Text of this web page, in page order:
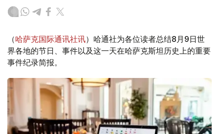
（哈萨克国际通讯社讯）哈通社为各位读者总结8月9日世
界各地的节日、事件以及这一天在哈萨克斯坦历史上的重要
事件纪录简报。